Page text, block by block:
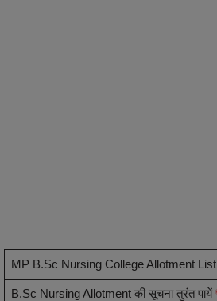
MP B.Sc Nursing College Allotment List
B.Sc Nursing Allotment की सूचना तुरंत पायें